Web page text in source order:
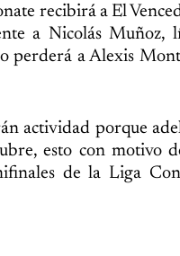
recibirá a El
a Nicolás Muñoz,
perderá a Alexis
actividad porque
esto con motivo
de la Liga